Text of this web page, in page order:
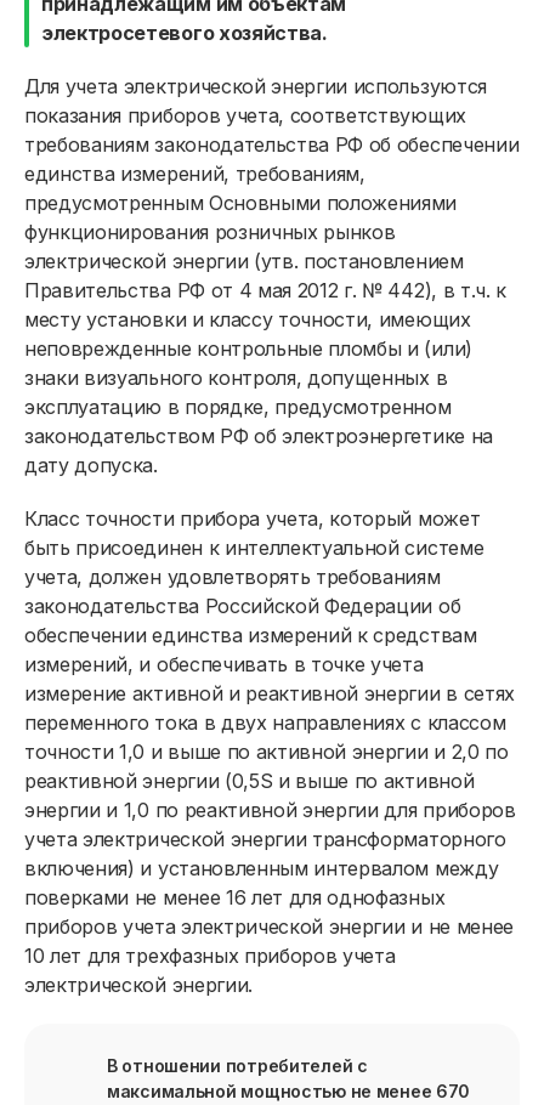
электросетевого хозяйства.
Для учета электрической энергии используются
показания приборов учета, соответствующих
требованиям законодательства РФ об обеспечении
единства измерений, требованиям,
предусмотренным Основными положениями
функционирования розничных рынков
электрической энергии (утв. постановлением
Правительства РФ от 4 мая 2012 г. № 442), в т.ч. к
месту установки и классу точности, имеющих
неповрежденные контрольные пломбы и (или)
знаки визуального контроля, допущенных в
эксплуатацию в порядке, предусмотренном
законодательством РФ об электроэнергетике на
дату допуска.
Класс точности прибора учета, который может
быть присоединен к интеллектуальной системе
учета, должен удовлетворять требованиям
законодательства Российской Федерации об
обеспечении единства измерений к средствам
измерений, и обеспечивать в точке учета
измерение активной и реактивной энергии в сетях
переменного тока в двух направлениях с классом
точности 1,0 и выше по активной энергии и 2,0 по
реактивной энергии (0,5S и выше по активной
энергии и 1,0 по реактивной энергии для приборов
учета электрической энергии трансформаторного
включения) и установленным интервалом между
поверками не менее 16 лет для однофазных
приборов учета электрической энергии и не менее
10 лет для трехфазных приборов учета
электрической энергии.
В отношении потребителей с
максимальной мощностью не менее 670